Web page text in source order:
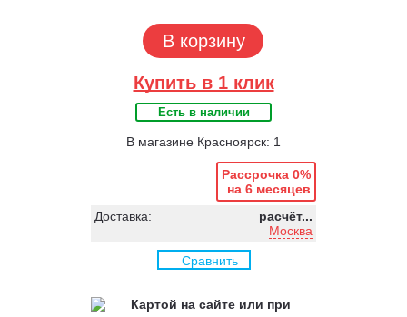
В корзину
Купить в 1 клик
Есть в наличии
В магазине Красноярск: 1
Рассрочка 0%
на 6 месяцев
Доставка:
расчёт...
Москва
Сравнить